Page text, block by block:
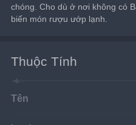
chóng. Cho dù ở nơi không có
biến món rượu ướp lạnh.
Thuộc Tính
Tên